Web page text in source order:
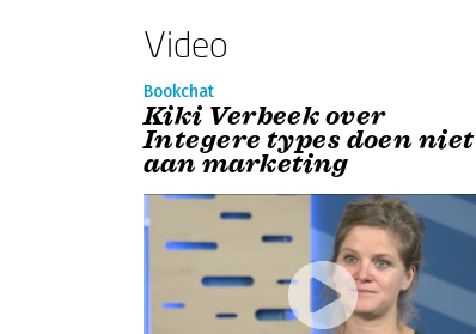
Video
Bookchat
Kiki Verbeek over
Integere types doen niet
aan marketing